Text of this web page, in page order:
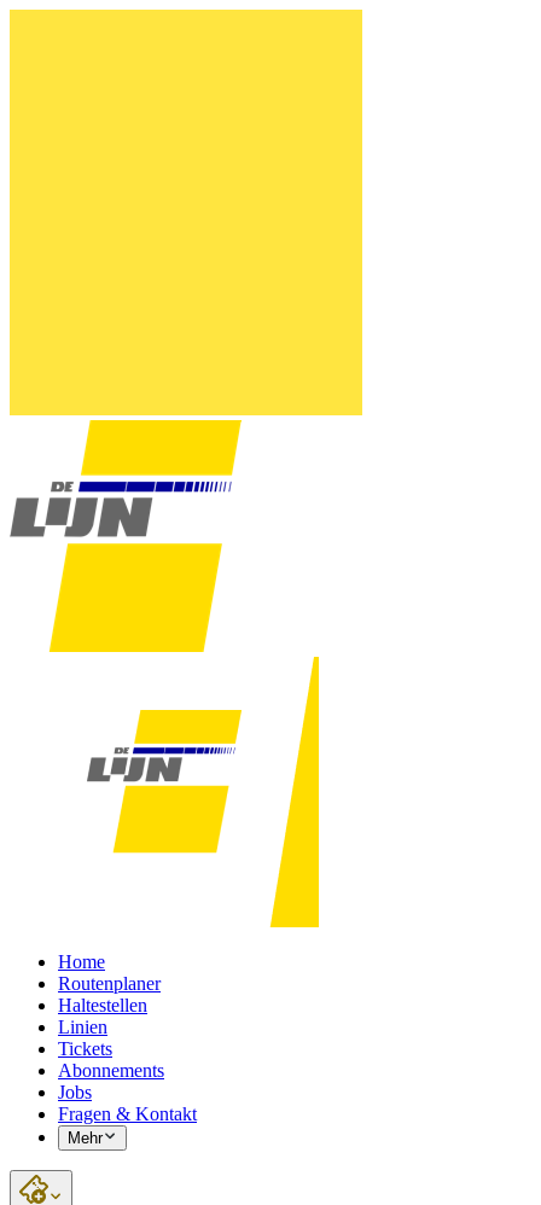
Home
Routenplaner
Haltestellen
Linien
Tickets
Abonnements
Jobs
Fragen & Kontakt
Mehr